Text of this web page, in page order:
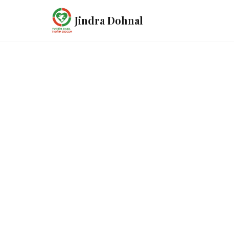
Jindra Dohnal